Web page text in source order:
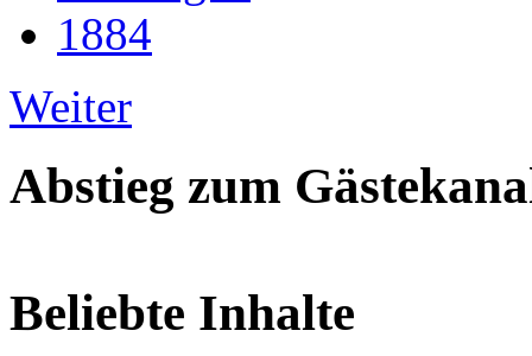
1884
Weiter
Abstieg zum
Beliebte Inhalte